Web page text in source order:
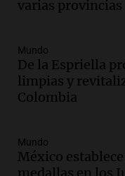
Episodios
como
de un
Panorama
Episodios
regulación
Panorama
varias provincias
Mundo
De la Espriella
limpias y
Colombia
Mundo
México